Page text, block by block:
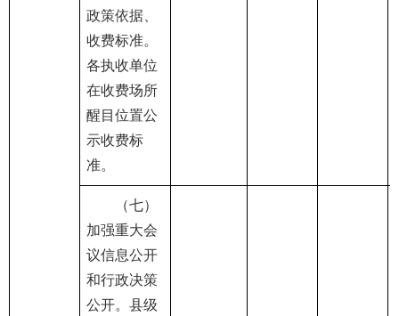
政策依据、
收费标准。
各执收单位
在收费场所
醒目位置公
示收费标
准。
（七）
加强重大会
议信息公开
和行政决策
公开。县级